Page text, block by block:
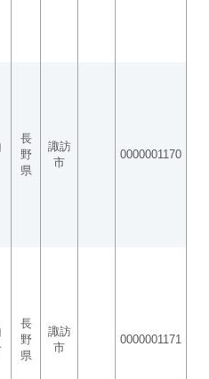
長
野
県
諏訪
市
0000001170
長
野
県
諏訪
市
0000001171